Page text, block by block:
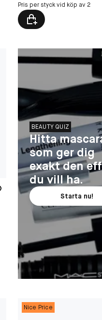
Pris per styck vid köp av 2
BEAUTY QUIZ
Hitta
som ger dig
exakt den
du vill ha.
Starta nu!
Nice Price